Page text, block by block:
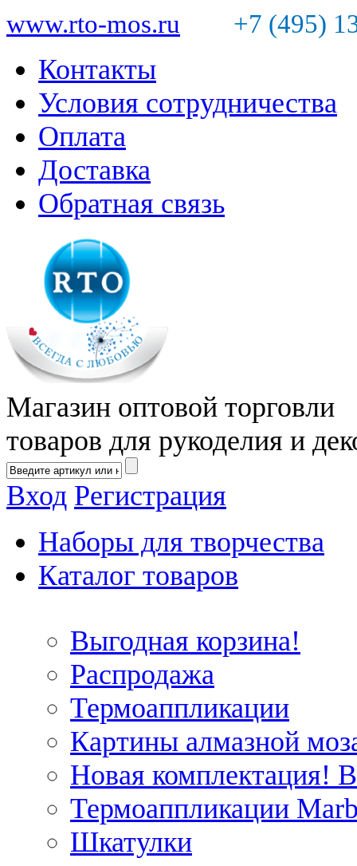
www.rto-mos.ru +7 (495)
Контакты
Условия сотрудничества
Оплата
Доставка
Обратная связь
Магазин оптовой торговли
товаров для рукоделия и
Вход Регистрация
Наборы для творчества
Каталог товаров
Выгодная корзина!
Распродажа
Термоаппликации
Картины алмазной
Новая комплектация!
Термоаппликации
Шкатулки